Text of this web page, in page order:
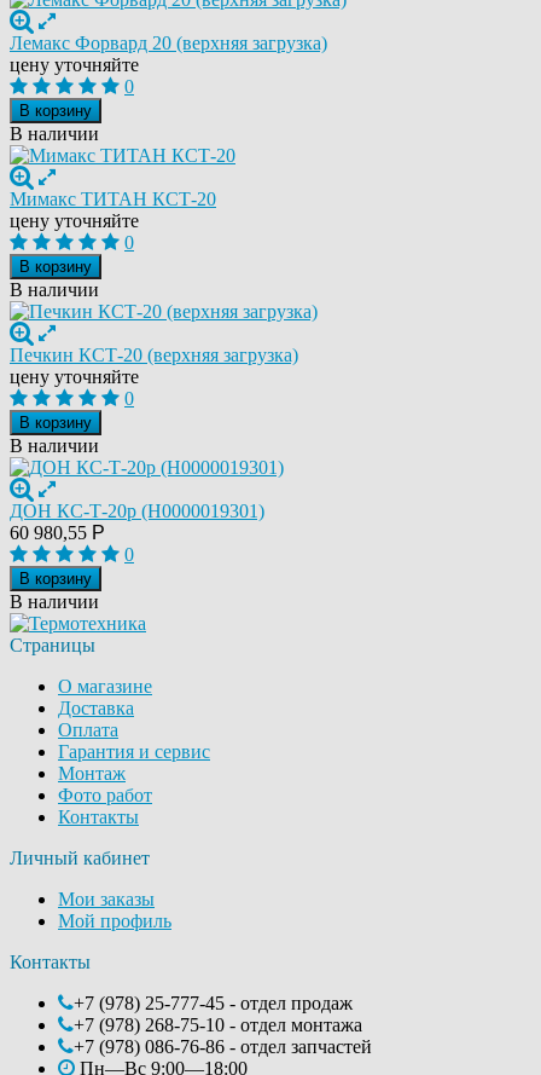
Лемакс Форвард 20 (верхняя загрузка)
цену уточняйте
0
В корзину
В наличии
Мимакс ТИТАН КСТ-20
цену уточняйте
0
В корзину
В наличии
Печкин КСТ-20 (верхняя загрузка)
цену уточняйте
0
В корзину
В наличии
ДОН КС-Т-20р (Н0000019301)
60 980,55 Р
0
В корзину
В наличии
Страницы
О магазине
Доставка
Оплата
Гарантия и сервис
Монтаж
Фото работ
Контакты
Личный кабинет
Мои заказы
Мой профиль
Контакты
+7 (978) 25-777-45 - отдел продаж
+7 (978) 268-75-10 - отдел монтажа
+7 (978) 086-76-86 - отдел запчастей
Пн—Вс 9:00—18:00